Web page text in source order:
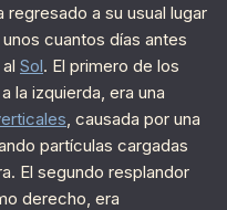
regresado a su usual lugar
cuantos días antes
al Sol. El primero de los
la izquierda, era una
, causada por una
partículas cargadas
El segundo resplandor
derecho, era